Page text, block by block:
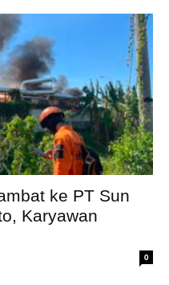
ke PT Sun
Karyawan
0